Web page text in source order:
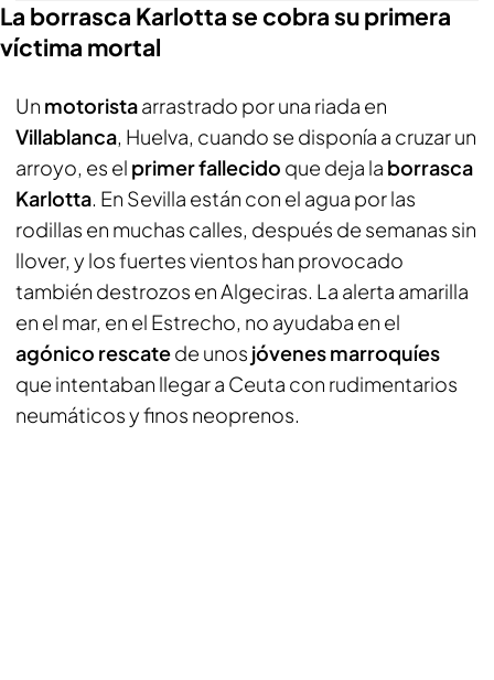
La borrasca Karlotta se cobra su primera
víctima mortal
Un motoristaarrastrado por una riada en
Villablanca, Huelva, cuando se disponía a cruzar un
arroyo, es el primer fallecido que deja la borrasca
Karlotta. En Sevilla están con el agua por las
rodillas en muchas calles, después de semanas sin
llover, y los fuertes vientos han provocado
también destrozos en Algeciras. La alerta amarilla
en el mar, en el Estrecho, no ayudaba en el
agónico rescatede unos jóvenes marroquíes
que intentaban llegar a Ceuta con rudimentarios
neumáticos y finos neoprenos.